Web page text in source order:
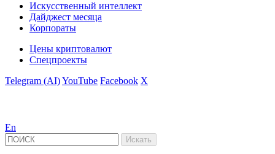
Искусственный интеллект
Дайджест месяца
Корпораты
Цены криптовалют
Спецпроекты
Telegram (AI)YouTube Facebook X
En